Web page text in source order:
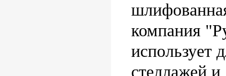
компания
использует
стеллажей